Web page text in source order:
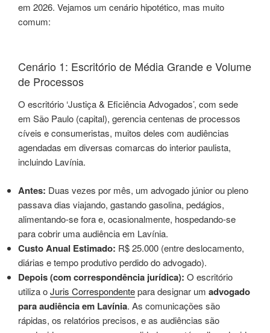
em 2026. Vejamos um cenário hipotético, mas muito
comum:
Cenário 1: Escritório de Média Grande e Volume
de Processos
O escritório ‘Justiça & Eficiência Advogados’, com sede
em São Paulo (capital), gerencia centenas de processos
cíveis e consumeristas, muitos deles com audiências
agendadas em diversas comarcas do interior paulista,
incluindo Lavínia.
Antes: Duas vezes por mês, um advogado júnior ou pleno
passava dias viajando, gastando gasolina, pedágios,
alimentando-se fora e, ocasionalmente, hospedando-se
para cobrir uma audiência em Lavínia.
Custo Anual Estimado: R$ 25.000 (entre deslocamento,
diárias e tempo produtivo perdido do advogado).
Depois (com correspondência jurídica): O escritório
utiliza oJuris Correspondentepara designar um advogado
para audiência em Lavínia. As comunicações são
rápidas, os relatórios precisos, e as audiências são